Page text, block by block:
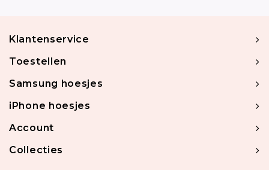
Klantenservice
Toestellen
Samsung hoesjes
iPhone hoesjes
Account
Collecties